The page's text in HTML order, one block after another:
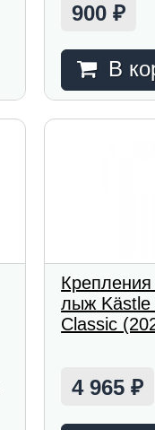
900₽
В
лыж Kästle
Classic
4 965₽